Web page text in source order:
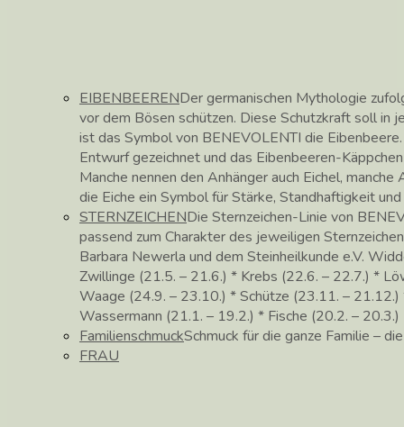
EIBENBEERENDer germanischen Mythologie
vor dem Bösen schützen. Diese Schutzkraft soll in
ist das Symbol von BENEVOLENTI die
Entwurf gezeichnet und das Eibenbeeren-
Manche nennen den Anhänger auch Eichel,
die Eiche ein Symbol für Stärke, Standhaftigkeit
STERNZEICHENDie Sternzeichen-Linie von
passend zum Charakter des jeweiligen
Barbara Newerla und dem Steinheilkunde e.V.
Zwillinge (21.5. – 21.6.) * Krebs (22.6. – 22.7.) *
Waage (24.9. – 23.10.) * Schütze (23.11. –
Wassermann (21.1. – 19.2.) * Fische (20.2. – 20.3.)
FamilienschmuckSchmuck für die ganze Familie –
FRAU